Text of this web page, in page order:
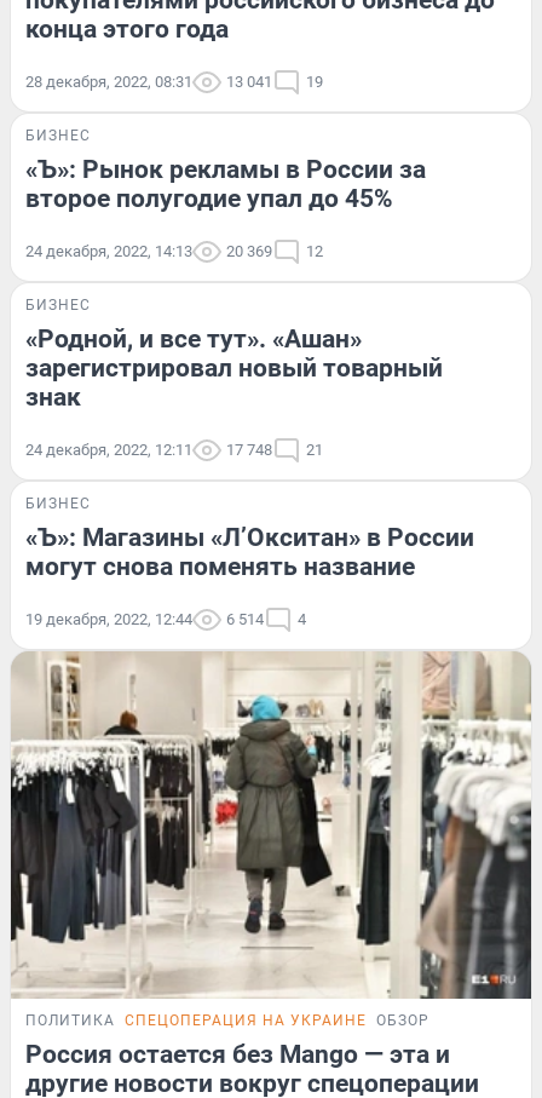
конца этого года
28 декабря, 2022, 08:31 13 041 19
БИЗНЕС
«Ъ»: Рынок рекламы в России за
второе полугодие упал до 45%
24 декабря, 2022, 14:13 20 369 12
БИЗНЕС
«Родной, и все тут». «Ашан»
зарегистрировал новый товарный
знак
24 декабря, 2022, 12:11 17 748 21
БИЗНЕС
«Ъ»: Магазины «Л’Окситан» в России
могут снова поменять название
19 декабря, 2022, 12:44 6 514 4
ПОЛИТИКА СПЕЦОПЕРАЦИЯ НА УКРАИНЕ ОБЗОР
Россия остается без Mango — эта и
другие новости вокруг спецоперации